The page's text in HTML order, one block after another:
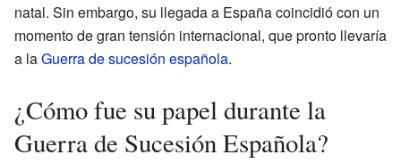
natal. Sin embargo, su llegada a España coincidió con un
momento de gran tensión internacional, que pronto llevaría
a laGuerra de sucesión española.
¿Cómo fue su papel durante la
Guerra de Sucesión Española?